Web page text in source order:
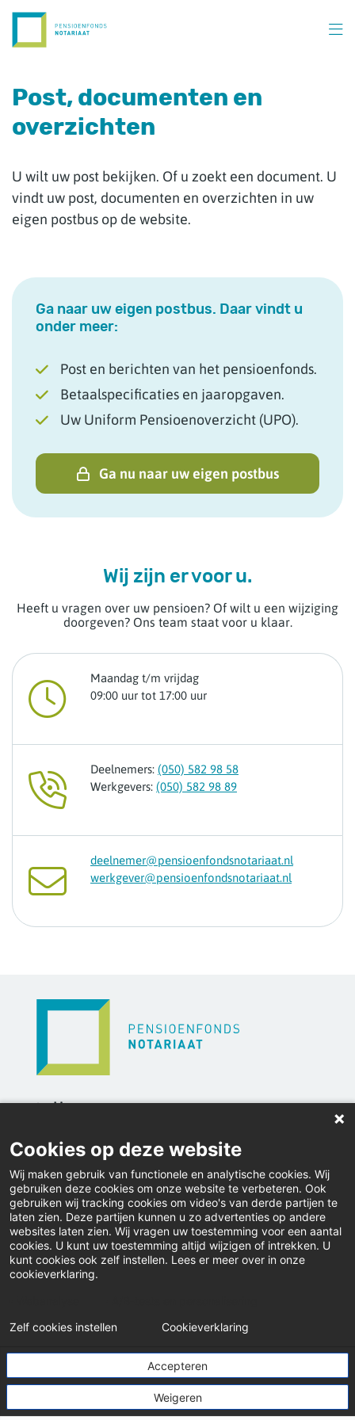
inhoud
Post, documenten en
overzichten
U wilt uw post bekijken. Of u zoekt een document. U
vindt uw post, documenten en overzichten in uw
eigen postbus op de website.
Ga naar uw eigen postbus. Daar vindt u
onder meer:
Post en berichten van het pensioenfonds.
Betaalspecificaties en jaaropgaven.
Uw Uniform Pensioenoverzicht (UPO).
Ga nu naar uw eigen postbus
Wij zijn er voor u.
Heeft u vragen over uw pensioen? Of wilt u een wijziging
doorgeven? Ons team staat voor u klaar.
Maandag t/m vrijdag
09:00 uur tot 17:00 uur
Deelnemers: (050) 582 98 58
Werkgevers: (050) 582 98 89
deelnemer@pensioenfondsnotariaat.nl
werkgever@pensioenfondsnotariaat.nl
Home
Nieuws
Vacatures
Inloggen
Downloads
Klacht indienen
© Pensioenfonds Notariaat
Privacystatement
Cookiebeleid
Cookies instellen
Cookies op deze website
Wij maken gebruik van functionele en analytische cookies. Wij
gebruiken deze cookies om onze website te verbeteren. Ook
gebruiken wij tracking cookies om video's van derde partijen te
laten zien. Deze partijen kunnen u zo advertenties op andere
websites laten zien. Wij vragen uw toestemming voor een aantal
cookies. U kunt uw toestemming altijd wijzigen of intrekken. U
kunt cookies ook zelf instellen. Lees er meer over in onze
cookieverklaring.
Accepteren
Weigeren
Zelf cookies instellen Cookieverklaring